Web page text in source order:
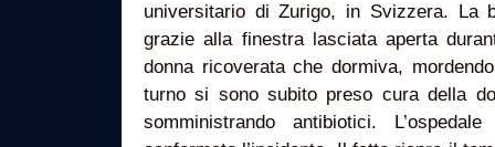
universitario di Zurigo, in Svizzera. La
grazie alla finestra lasciata aperta
donna ricoverata che dormiva,
turno si sono subito preso cura della
somministrando antibiotici.